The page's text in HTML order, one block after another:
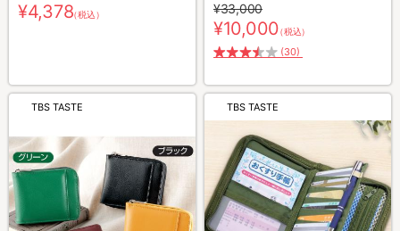
¥4,378（税込） ¥33,000
¥10,000（税込）
(30)
TBS TASTE TBS TASTE